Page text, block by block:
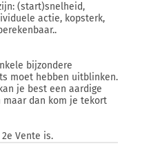
(start)snelheid,
actie, kopsterk,
bijzondere
moet hebben uitblinken.
je best een aardige
dan kom je tekort
Vente is.